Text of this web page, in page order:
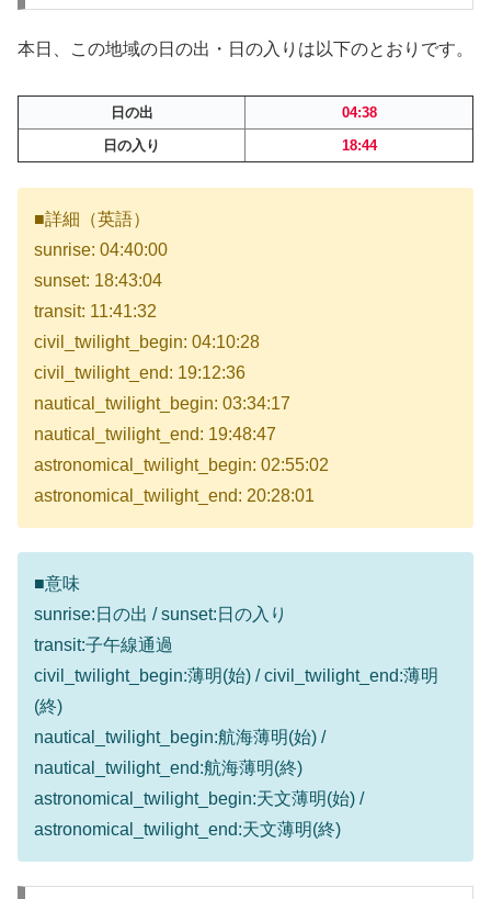
本日、この地域の日の出・日の入りは以下のとおりです。
日の出
04:38
日の入り
18:44
■詳細（英語）
sunrise: 04:40:00
sunset: 18:43:04
transit: 11:41:32
civil_twilight_begin: 04:10:28
civil_twilight_end: 19:12:36
nautical_twilight_begin: 03:34:17
nautical_twilight_end: 19:48:47
astronomical_twilight_begin: 02:55:02
astronomical_twilight_end: 20:28:01
■意味
sunrise:日の出 / sunset:日の入り
transit:子午線通過
civil_twilight_begin:薄明(始) / civil_twilight_end:薄明
(終)
nautical_twilight_begin:航海薄明(始) /
nautical_twilight_end:航海薄明(終)
astronomical_twilight_begin:天文薄明(始) /
astronomical_twilight_end:天文薄明(終)